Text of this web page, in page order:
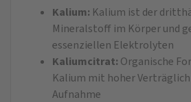
Kalium: Kalium ist der
Mineralstoff im Körper und
essenziellen Elektrolyten
Kaliumcitrat: Organische
Kalium mit hoher
Aufnahme